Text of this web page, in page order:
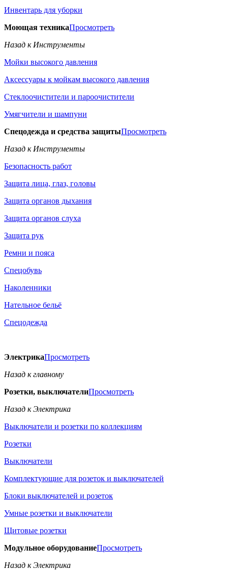
Инвентарь для уборки
Моющая техникаПросмотреть
Назад к Инструменты
Мойки высокого давления
Аксессуары к мойкам высокого давления
Стеклоочистители и пароочистители
Умягчители и шампуни
Спецодежда и средства защитыПросмотреть
Назад к Инструменты
Безопасность работ
Защита лица, глаз, головы
Защита органов дыхания
Защита органов слуха
Защита рук
Ремни и пояса
Спецобувь
Наколенники
Нательное бельё
Спецодежда
ЭлектрикаПросмотреть
Назад к главному
Розетки, выключателиПросмотреть
Назад к Электрика
Выключатели и розетки по коллекциям
Розетки
Выключатели
Комплектующие для розеток и выключателей
Блоки выключателей и розеток
Умные розетки и выключатели
Щитовые розетки
Модульное оборудованиеПросмотреть
Назад к Электрика